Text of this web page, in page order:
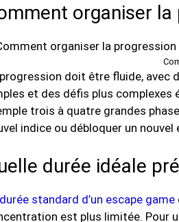
organiser
doit être fluide, avec
et des défis plus complexes
trois à quatre grandes
indice ou débloquer un nouvel
durée idéale
durée standard d’un escape game
est plus limitée. Pour